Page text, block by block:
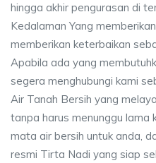
hingga akhir pengurasan di
Kedalaman Yang
memberikan keterbaikan
Apabila ada yang
segera menghubungi kami
Air Tanah Bersih yang
tanpa harus menunggu lama
mata air bersih untuk anda,
resmi Tirta Nadi yang siap